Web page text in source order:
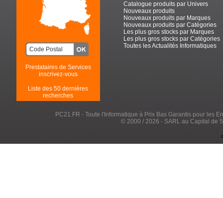
Prestataires de Services
inscrivez-vous
Liste des 50 dernières
recherches
Catalogue produits par Univers
Nouveaux produits
Nouveaux produits par Marques
Nouveaux produits par Catégories
Les plus gros stocks par Marques
Les plus gros stocks par Catégories
Toutes les Actualités Informatiques
PC21.FR - Toute l'Informatique à Prix Bas Garantis pour les
© 2000 / 2026 - SARL au Capital de